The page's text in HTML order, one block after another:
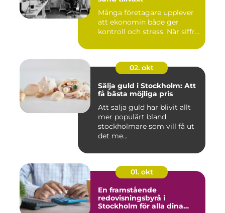
Många företagare upplever
att ekonomin både ger
kontroll och stress. När siffr...
02. okt
Sälja guld i Stockholm: Att
få bästa möjliga pris
Att sälja guld har blivit allt
mer populärt bland
stockholmare som vill få ut
det me...
01. okt
En framstående
redovisningsbyrå i
Stockholm för alla dina